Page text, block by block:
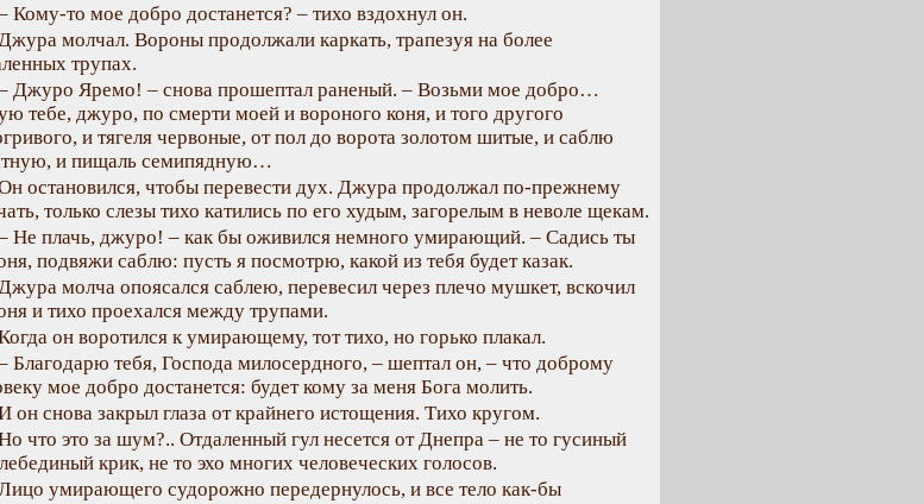
Кому-то мое добро достанется? – тихо вздохнул он.
молчал. Вороны продолжали каркать, трапезуя на более
трупах.
Джуро Яремо! – снова прошептал раненый. – Возьми мое добро…
тебе, джуро, по смерти моей и вороного коня, и того другого
и тягеля червоные, от пол до ворота золотом шитые, и саблю
и пищаль семипядную…
остановился, чтобы перевести дух. Джура продолжал по-прежнему
только слезы тихо катились по его худым, загорелым в неволе щекам.
Не плачь, джуро! – как бы оживился немного умирающий. – Садись ты
подвяжи саблю: пусть я посмотрю, какой из тебя будет казак.
молча опоясался саблею, перевесил через плечо мушкет, вскочил
и тихо проехался между трупами.
он воротился к умирающему, тот тихо, но горько плакал.
Благодарю тебя, Господа милосердного, – шептал он, – что доброму
мое добро достанется: будет кому за меня Бога молить.
он снова закрыл глаза от крайнего истощения. Тихо кругом.
что это за шум?.. Отдаленный гул несется от Днепра – не то гусиный
крик, не то эхо многих человеческих голосов.
умирающего судорожно передернулось, и все тело как-бы